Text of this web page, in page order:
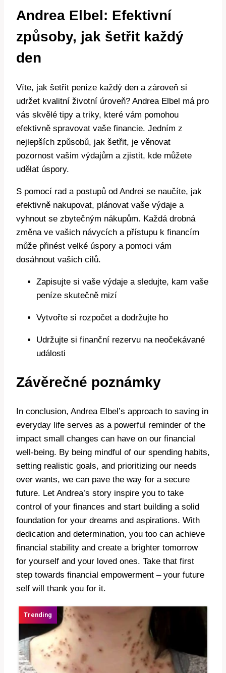
Andrea Elbel: Efektivní
způsoby, jak šetřit každý
den
Víte, jak šetřit peníze každý den a zároveň si
udržet kvalitní životní úroveň? Andrea Elbel má pro
vás skvělé tipy a triky, které vám pomohou
efektivně spravovat vaše financie. Jedním z
nejlepších způsobů, jak šetřit, je věnovat
pozornost vašim výdajům a zjistit, kde můžete
udělat úspory.
S pomocí rad a postupů od Andrei se naučíte, jak
efektivně nakupovat, plánovat vaše výdaje a
vyhnout se zbytečným nákupům. Každá drobná
změna ve vašich návycích a přístupu k financím
může přinést velké úspory a pomoci vám
dosáhnout vašich cílů.
Zapisujte si vaše výdaje a sledujte, kam vaše
peníze skutečně mizí
Vytvořte si rozpočet a dodržujte ho
Udržujte si finanční rezervu na neočekávané
události
Závěrečné poznámky
In conclusion, Andrea Elbel’s approach to saving in
everyday life serves as a powerful reminder of the
impact small changes can have on our financial
well-being. By being mindful of our spending habits,
setting realistic goals, and prioritizing our needs
over wants, we can pave the way for a secure
future. Let Andrea’s story inspire you to take
control of your finances and start building a solid
foundation for your dreams and aspirations. With
dedication and determination, you too can achieve
financial stability and create a brighter tomorrow
for yourself and your loved ones. Take that first
step towards financial empowerment – your future
self will thank you for it.